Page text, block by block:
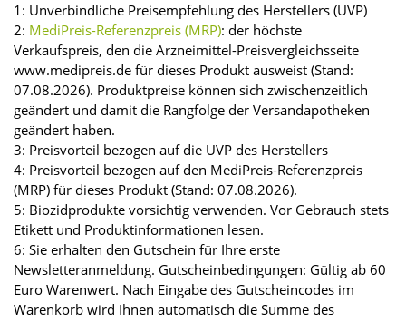
1: Unverbindliche Preisempfehlung des Herstellers (UVP)
2: MediPreis-Referenzpreis (MRP): der höchste
Verkaufspreis, den die Arzneimittel-Preisvergleichsseite
www.medipreis.de für dieses Produkt ausweist (Stand:
07.08.2026). Produktpreise können sich zwischenzeitlich
geändert und damit die Rangfolge der Versandapotheken
geändert haben.
3: Preisvorteil bezogen auf die UVP des Herstellers
4: Preisvorteil bezogen auf den MediPreis-Referenzpreis
(MRP) für dieses Produkt (Stand: 07.08.2026).
5: Biozidprodukte vorsichtig verwenden. Vor Gebrauch stets
Etikett und Produktinformationen lesen.
6: Sie erhalten den Gutschein für Ihre erste
Newsletteranmeldung. Gutscheinbedingungen: Gültig ab 60
Euro Warenwert. Nach Eingabe des Gutscheincodes im
Warenkorb wird Ihnen automatisch die Summe des